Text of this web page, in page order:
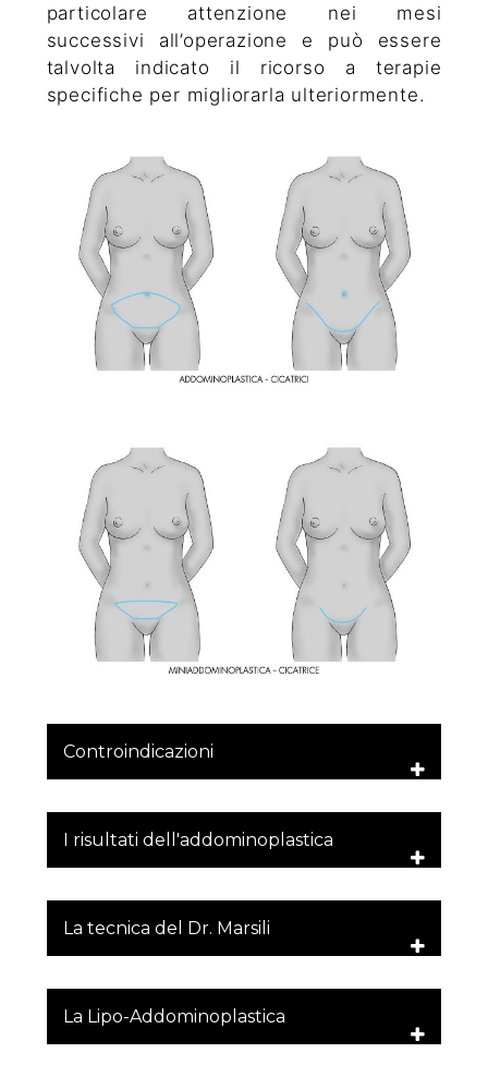
particolare attenzione nei mesi
successivi all’operazione e può essere
talvolta indicato il ricorso a terapie
specifiche per migliorarla ulteriormente.
Controindicazioni
I risultati dell'addominoplastica
La tecnica del Dr. Marsili
La Lipo-Addominoplastica